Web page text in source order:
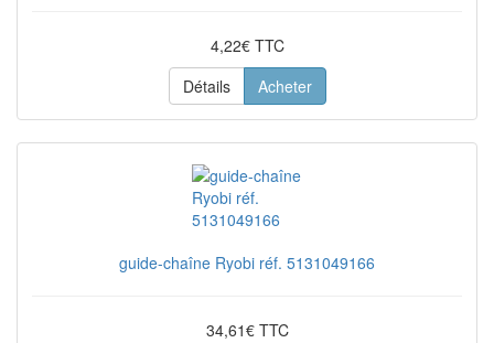
4,22€ TTC
Détails
Acheter
guide-chaîne Ryobi réf. 5131049166
34,61€ TTC